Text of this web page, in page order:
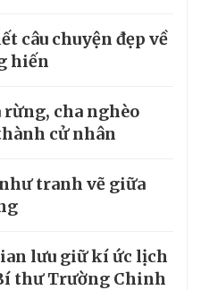
câu chuyện đẹp về
hiến
rừng, cha nghèo
cử nhân
tranh vẽ giữa
lưu giữ kí ức lịch
thư Trường Chinh